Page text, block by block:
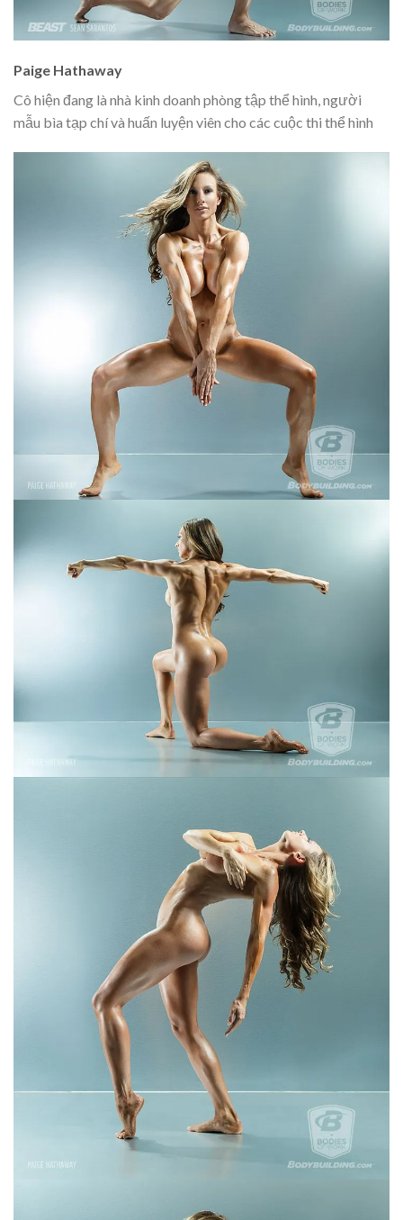
Paige Hathaway
Cô hiện đang là nhà kinh doanh phòng tập thể hình, người
mẫu bìa tạp chí và huấn luyện viên cho các cuộc thi thể hình